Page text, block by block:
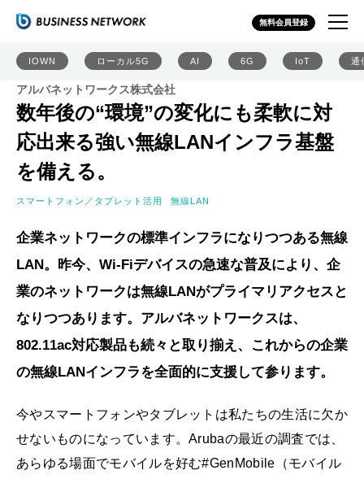
無料会員登録
IOWN ローカル5G AI 6G IoT 通
アルバネットワークス株式会社
数年後の“環境”の変化にも柔軟に対
応出来る強い無線LANインフラ基盤
を備える。
スマートフォン／タブレット活用 無線LAN
企業ネットワークの標準インフラになりつつある無線
LAN。昨今、Wi-Fiデバイスの急速な普及により、企
業のネットワークは無線LANがプライマリアクセスと
なりつつあります。アルバネットワークスは、
802.11ac対応製品も続々と取り揃え、これからの企業
の無線LANインフラを全面的に支援して参ります。
今やスマートフォンやタブレットは私たちの生活に欠か
せないものになっています。Arubaの最近の調査では、
あらゆる場面でモバイルを好む#GenMobile（モバイル